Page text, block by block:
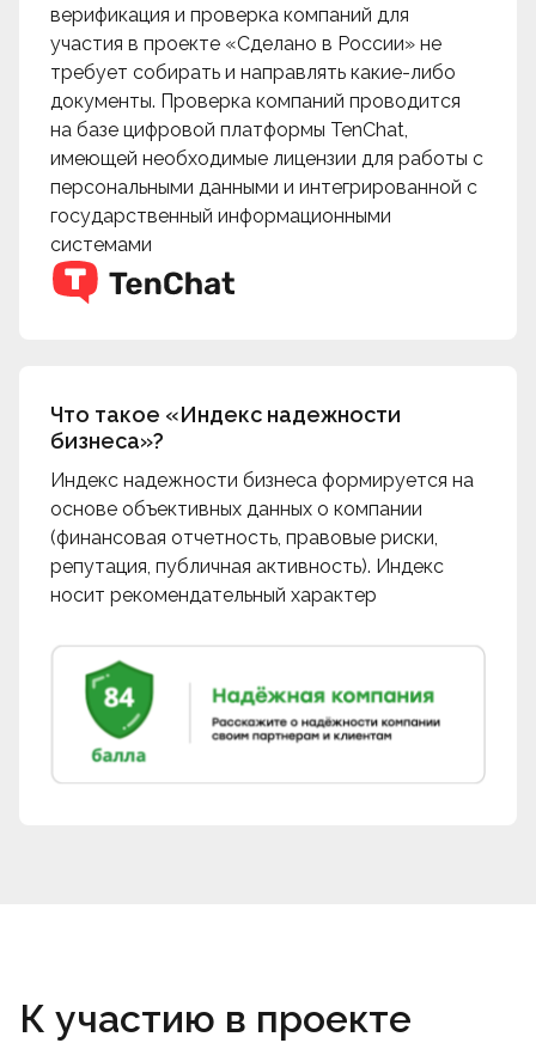
верификация и проверка компаний для
участия в проекте «Сделано в России» не
требует собирать и направлять какие-либо
документы. Проверка компаний проводится
на базе цифровой платформы TenChat,
имеющей необходимые лицензии для работы с
персональными данными и интегрированной с
государственный информационными
системами
Что такое «Индекс надежности
бизнеса»?
Индекс надежности бизнеса формируется на
основе объективных данных о компании
(финансовая отчетность, правовые риски,
репутация, публичная активность). Индекс
носит рекомендательный характер
К участию в проекте